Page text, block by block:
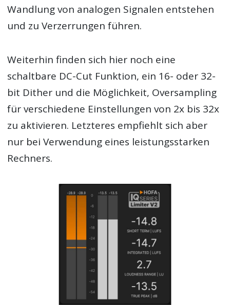
Wandlung von analogen Signalen entstehen
und zu Verzerrungen führen.
Weiterhin finden sich hier noch eine
schaltbare DC-Cut Funktion, ein 16- oder 32-
bit Dither und die Möglichkeit, Oversampling
für verschiedene Einstellungen von 2x bis 32x
zu aktivieren. Letzteres empfiehlt sich aber
nur bei Verwendung eines leistungsstarken
Rechners.